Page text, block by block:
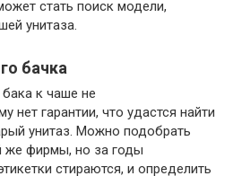
стать поиск модели,
унитаза.
бачка
к чаше не
нет гарантии, что удастся найти
унитаз. Можно подобрать
же фирмы, но за годы
стираются, и определить